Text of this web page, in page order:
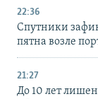
22:36
Спутники
пятна возле
21:27
До 10 лет